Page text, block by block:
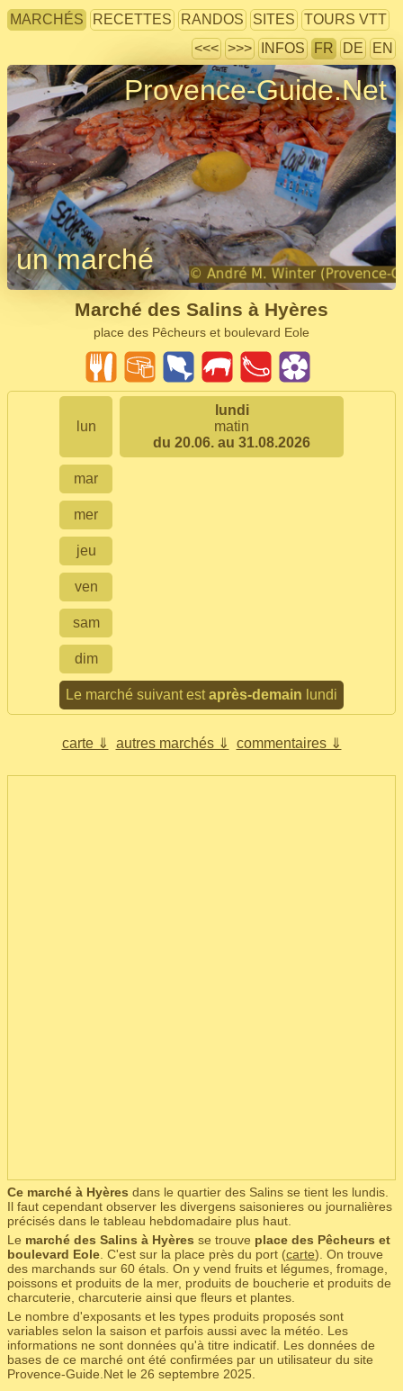
MARCHÉS RECETTES RANDOS SITES
TOURS VTT
<<< >>> INFOS FR DE EN
Provence-Guide.Net
un marché
Marché des Salins à Hyères
place des Pêcheurs et boulevard Eole
lun
lundi
matin
du 20.06. au 31.08.2026
mar
mer
jeu
ven
sam
dim
Le marché suivant estaprès-demain lundi
carte ⇓ autres marchés ⇓ commentaires ⇓
Ce marché à Hyères dans le quartier des Salins se tient les lundis.
Il faut cependant observer les divergens saisonieres ou journalières
précisés dans le tableau hebdomadaire plus haut.
Le marché des Salins à Hyères se trouve place des Pêcheurs et
boulevard Eole . C'est sur la place près du port (carte). On trouve
des marchands sur 60 étals. On y vend fruits et légumes, fromage,
poissons et produits de la mer, produits de boucherie et produits de
charcuterie, charcuterie ainsi que fleurs et plantes.
Le nombre d'exposants et les types produits proposés sont
variables selon la saison et parfois aussi avec la météo. Les
informations ne sont données qu'à titre indicatif. Les données de
bases de ce marché ont été confirmées par un utilisateur du site
Provence-Guide.Net le 26 septembre 2025.